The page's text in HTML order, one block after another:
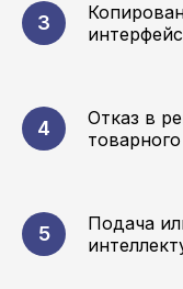
Отказ в
Подача